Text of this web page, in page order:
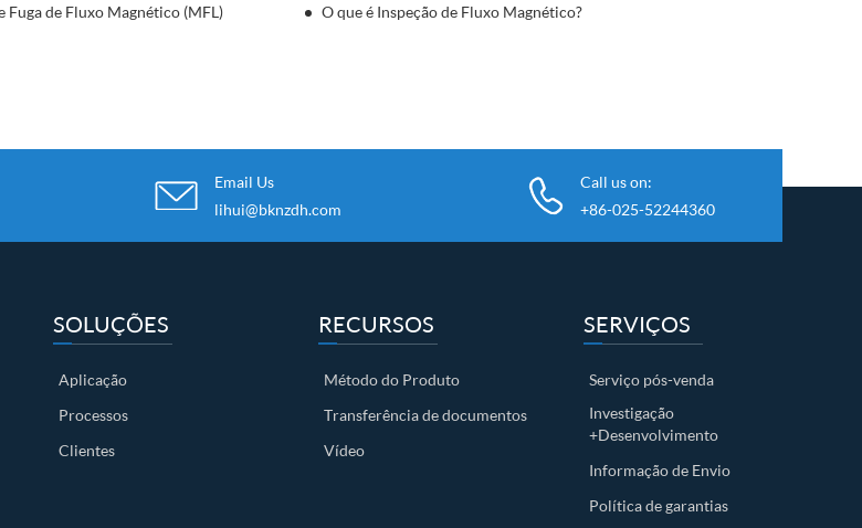
Fuga de Fluxo Magnético (MFL)
O que é Inspeção de Fluxo Magnético?
Email Us
lihui@bknzdh.com
Call us on:
+86-025-52244360
SOLUÇÕES
Aplicação
Processos
Clientes
RECURSOS
Método do Produto
Transferência de documentos
Vídeo
SERVIÇOS
Serviço pós-venda
Investigação
+Desenvolvimento
Informação de Envio
Política de garantias